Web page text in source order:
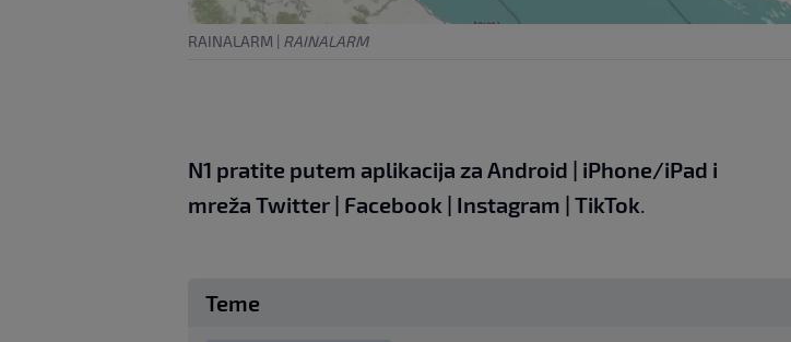
RAINALARM | RAINALARM
N1 pratite putem aplikacija za Android | iPhone/iPad i
mreža Twitter | Facebook | Instagram | TikTok.
Teme